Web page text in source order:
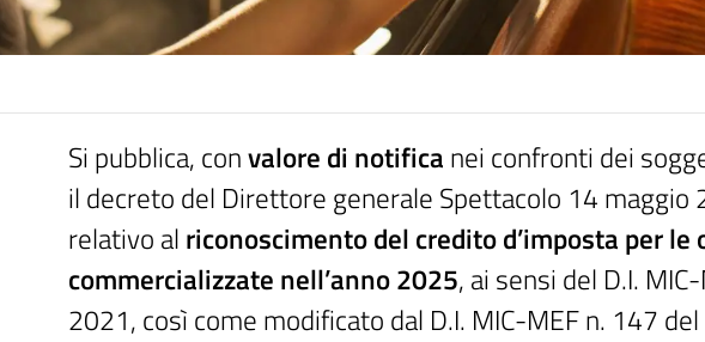
Si pubblica, convalore di notifica nei confronti dei
il decreto del Direttore generale Spettacolo 14 maggio
relativo al riconoscimento del credito d’imposta per le
commercializzate nell’anno 2025, ai sensi del D.I.
2021, così come modificato dal D.I. MIC-MEF n. 147